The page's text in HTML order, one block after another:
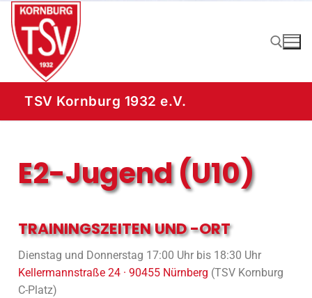
TSV Kornburg 1932 e.V.
E2-Jugend (U10)
TRAININGSZEITEN UND -ORT
Dienstag und Donnerstag 17:00 Uhr bis 18:30 Uhr
Kellermannstraße 24 · 90455 Nürnberg (TSV Kornburg
C-Platz)